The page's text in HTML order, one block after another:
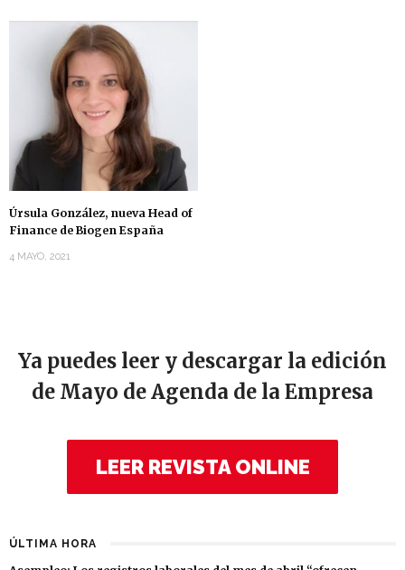
Úrsula González, nueva Head of
Finance de Biogen España
4 MAYO, 2021
Ya puedes leer y descargar la edición
de Mayo de Agenda de la Empresa
LEER REVISTA ONLINE
ÚLTIMA HORA